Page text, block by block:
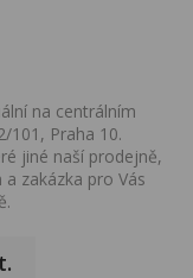
na centrálním
101, Praha 10.
jiné naší prodejně,
zakázka pro Vás